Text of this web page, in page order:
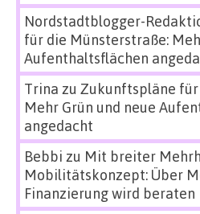
Nordstadtblogger-
für die Münsterstraße:
Aufenthaltsflächen
Trina zu Zukunftspläne
Mehr Grün und neue
angedacht
Bebbi zu Mit breiter
Mobilitätskonzept: Über
Finanzierung wird beraten